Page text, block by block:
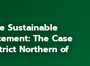
Sustainable
The Case
Northern of